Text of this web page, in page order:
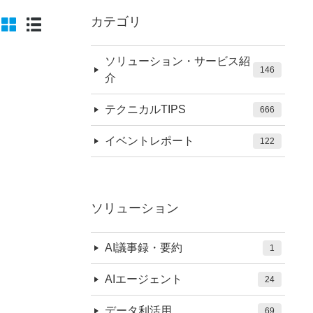
カテゴリ
ソリューション・サービス紹
介
146
テクニカルTIPS 666
イベントレポート 122
ソリューション
AI議事録・要約 1
AIエージェント 24